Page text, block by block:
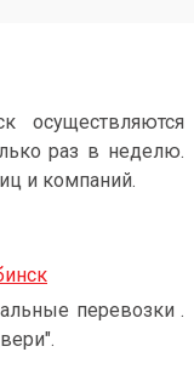
осуществляются
раз в неделю.
и компаний.
перевозки .